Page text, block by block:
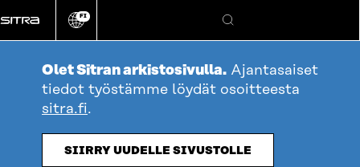
suoraan
sisältöön
Vaihda
kieli
FI
Hae
Olet Sitran arkistosivulla. Ajantasaiset
tiedot työstämme löydät osoitteesta
sitra.fi.
SIIRRY UUDELLE SIVUSTOLLE